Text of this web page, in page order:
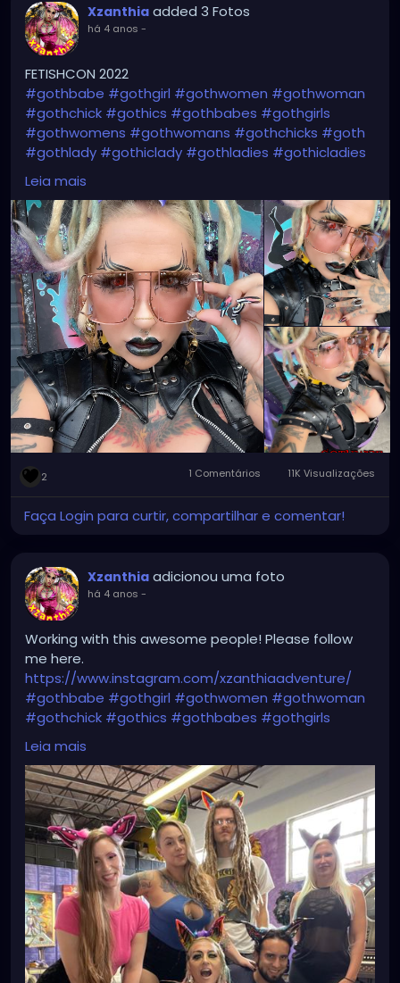
Xzanthia added 3 Fotos
há 4 anos -
FETISHCON 2022
#gothbabe #gothgirl #gothwomen #gothwoman
#gothchick #gothics #gothbabes #gothgirls
#gothwomens #gothwomans #gothchicks #goth
#gothlady #gothiclady #gothladies #gothicladies
#gothicbabe
#gothicwoman
#gothicbeauty#beautifulgoth#beautifulgothic
#dreadheadedbabe
#dreadheadz
Leia mais
2 1 Comentários 11K Visualizações
Faça Login para curtir, compartilhar e comentar!
Xzanthia adicionou uma foto
há 4 anos -
Working with this awesome people! Please follow
me here.
https://www.instagram.com/xzanthiaadventure/
#gothbabe #gothgirl #gothwomen #gothwoman
#gothchick #gothics #gothbabes #gothgirls
#gothwomens
#gothlady
#gothicbabe#gothicgirl#gothicwomen
#gothicwoman#gothicchick#gothchicksrule
#gothicbeauty#beautifulgoth#beautifulgothic
#dreadheadedbabe#dreadheadz
Leia mais